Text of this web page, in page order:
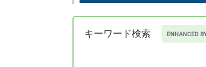
キーワード検索 Google
カ